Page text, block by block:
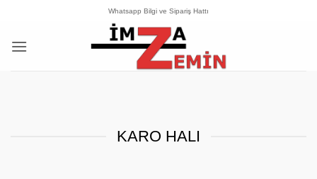
Whatsapp Bilgi ve Sipariş Hattı
KARO HALI